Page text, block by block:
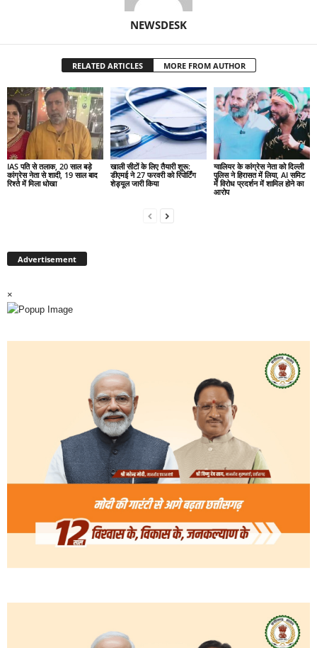
NEWSDESK
RELATED ARTICLES MORE FROM AUTHOR
IAS पति से तलाक, 20 साल बड़े
कांग्रेस नेता से शादी, 19 साल बाद
रिश्ते में मिला धोखा
खाली सीटों के लिए तैयारी शुरू:
डीएमई ने 27 फरवरी को रिपोर्टिंग
शेड्यूल जारी किया
ग्वालियर के कांग्रेस नेता को दिल्ली
पुलिस ने हिरासत में लिया, AI समिट
में विरोध प्रदर्शन में शामिल होने का
आरोप
Advertisement
×